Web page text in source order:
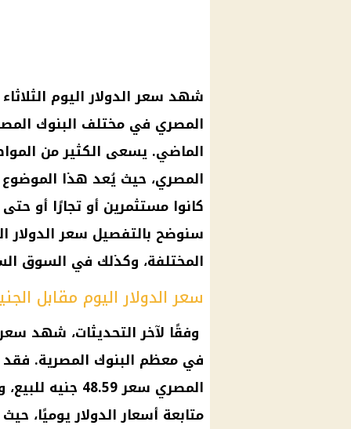
المصري في مختلف البنوك
الماضي. يسعى الكثير من
المصري، حيث يُعد هذا
كانوا مستثمرين أو تجارًا أو
سنوضح بالتفصيل سعر الدولار
المختلفة، وكذلك في السوق
سعر الدولار اليوم مقابل
وفقًا لآخر التحديثات، شهد
في معظم البنوك المصرية. فقد
متابعة أسعار الدولار يوميًا،